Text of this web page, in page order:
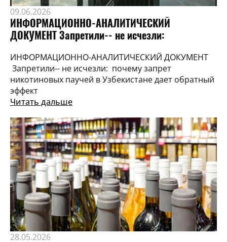
09.06.2026
ИНФОРМАЦИОННО-АНАЛИТИЧЕСКИЙ
ДОКУМЕНТ Запретили-- не исчезли:
ИНФОРМАЦИОННО-АНАЛИТИЧЕСКИЙ ДОКУМЕНТ
Запретили-- не исчезли: почему запрет
никотиновых паучей в Узбекистане дает обратный
эффект
Читать дальше
28.05.2026